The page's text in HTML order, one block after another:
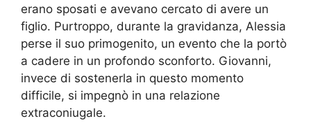
erano sposati e avevano cercato di avere un
figlio. Purtroppo, durante la gravidanza, Alessia
perse il suo primogenito, un evento che la portò
a cadere in un profondo sconforto. Giovanni,
invece di sostenerla in questo momento
difficile, si impegnò in una relazione
extraconiugale.